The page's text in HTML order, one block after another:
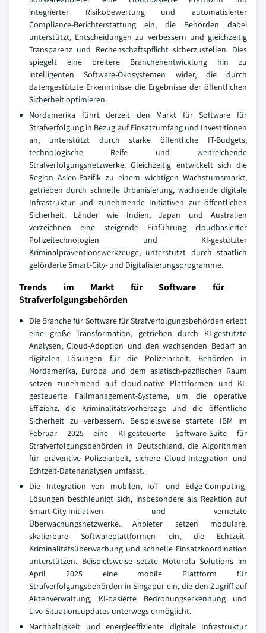
integrierter Risikobewertung und automatisierter
Compliance-Berichterstattung ein, die Behörden dabei
unterstützt, Entscheidungen zu verbessern und gleichzeitig
Transparenz und Rechenschaftspflicht sicherzustellen. Dies
spiegelt eine breitere Branchenentwicklung hin zu
intelligenten Software-Ökosystemen wider, die durch
datengestützte Erkenntnisse die Ergebnisse der öffentlichen
Sicherheit optimieren.
Nordamerika führt derzeit den Markt für Software für
Strafverfolgung in Bezug auf Einsatzumfang und Investitionen
an, unterstützt durch starke öffentliche IT-Budgets,
technologische Reife und weitreichende
Strafverfolgungsnetzwerke. Gleichzeitig entwickelt sich die
Region Asien-Pazifik zu einem wichtigen Wachstumsmarkt,
getrieben durch schnelle Urbanisierung, wachsende digitale
Infrastruktur und zunehmende Initiativen zur öffentlichen
Sicherheit. Länder wie Indien, Japan und Australien
verzeichnen eine steigende Einführung cloudbasierter
Polizeitechnologien und KI-gestützter
Kriminalpräventionswerkzeuge, unterstützt durch staatlich
geförderte Smart-City- und Digitalisierungsprogramme.
Trends im Markt für Software für
Strafverfolgungsbehörden
Die Branche für Software für Strafverfolgungsbehörden erlebt
eine große Transformation, getrieben durch KI-gestützte
Analysen, Cloud-Adoption und den wachsenden Bedarf an
digitalen Lösungen für die Polizeiarbeit. Behörden in
Nordamerika, Europa und dem asiatisch-pazifischen Raum
setzen zunehmend auf cloud-native Plattformen und KI-
gesteuerte Fallmanagement-Systeme, um die operative
Effizienz, die Kriminalitätsvorhersage und die öffentliche
Sicherheit zu verbessern. Beispielsweise startete IBM im
Februar 2025 eine KI-gesteuerte Software-Suite für
Strafverfolgungsbehörden in Deutschland, die Algorithmen
für präventive Polizeiarbeit, sichere Cloud-Integration und
Echtzeit-Datenanalysen umfasst.
Die Integration von mobilen, IoT- und Edge-Computing-
Lösungen beschleunigt sich, insbesondere als Reaktion auf
Smart-City-Initiativen und vernetzte
Überwachungsnetzwerke. Anbieter setzen modulare,
skalierbare Softwareplattformen ein, die Echtzeit-
Kriminalitätsüberwachung und schnelle Einsatzkoordination
unterstützen. Beispielsweise setzte Motorola Solutions im
April 2025 eine mobile Plattform für
Strafverfolgungsbehörden in Singapur ein, die den Zugriff auf
Aktenverwaltung, KI-basierte Bedrohungserkennung und
Live-Situationsupdates unterwegs ermöglicht.
Nachhaltigkeit und energieeffiziente digitale Infrastruktur